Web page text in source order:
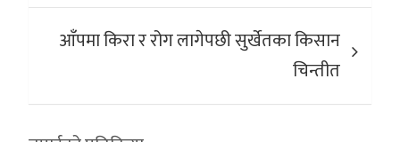
आँपमा किरा र रोग लागेपछी सुर्खेतका किसान
चिन्तीत